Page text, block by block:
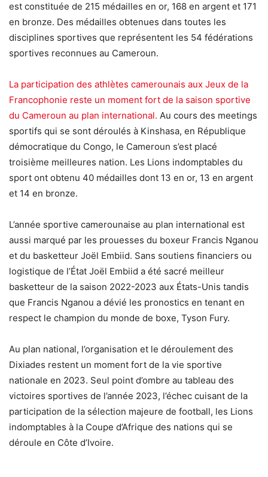
est constituée de 215 médailles en or, 168 en argent et 171
en bronze. Des médailles obtenues dans toutes les
disciplines sportives que représentent les 54 fédérations
sportives reconnues au Cameroun.
La participation des athlètes camerounais aux Jeux de la
Francophonie reste un moment fort de la saison sportive
du Cameroun au plan international. Au cours des meetings
sportifs qui se sont déroulés à Kinshasa, en République
démocratique du Congo, le Cameroun s’est placé
troisième meilleures nation. Les Lions indomptables du
sport ont obtenu 40 médailles dont 13 en or, 13 en argent
et 14 en bronze.
L’année sportive camerounaise au plan international est
aussi marqué par les prouesses du boxeur Francis Nganou
et du basketteur Joël Embiid. Sans soutiens financiers ou
logistique de l’État Joël Embiid a été sacré meilleur
basketteur de la saison 2022-2023 aux États-Unis tandis
que Francis Nganou a dévié les pronostics en tenant en
respect le champion du monde de boxe, Tyson Fury.
Au plan national, l’organisation et le déroulement des
Dixiades restent un moment fort de la vie sportive
nationale en 2023. Seul point d’ombre au tableau des
victoires sportives de l’année 2023, l’échec cuisant de la
participation de la sélection majeure de football, les Lions
indomptables à la Coupe d’Afrique des nations qui se
déroule en Côte d’Ivoire.